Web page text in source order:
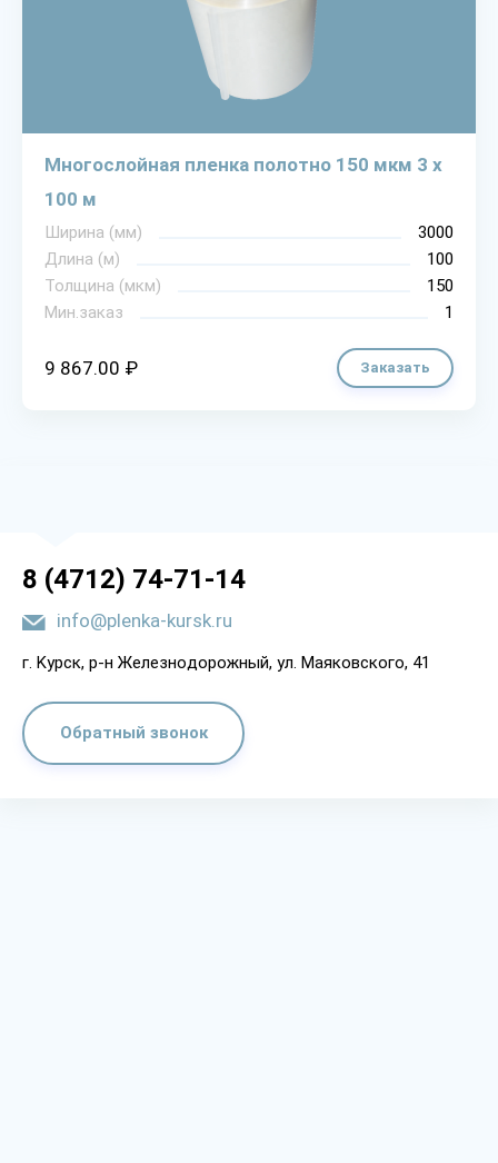
Многослойная пленка полотно 150 мкм 3 х
100 м
Ширина (мм)
3000
Длина (м)
100
Толщина (мкм)
150
Мин.заказ
1
9 867.00 ₽ Заказать
8 (4712) 74-71-14
info@plenka-kursk.ru
г. Kypcк, p-н Жeлeзнoдopoжный, yл. Мaякoвcкoгo, 41
Обратный звонок